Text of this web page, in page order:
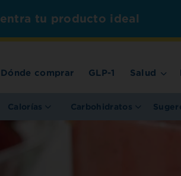
tu producto ideal
Dónde comprar GLP-1 Salud
Calorías Carbohidratos